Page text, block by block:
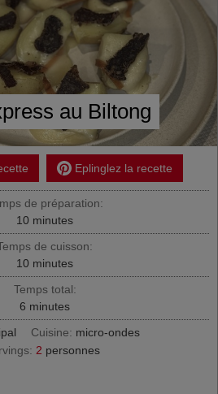
au Biltong
Eplinglez la recette
de préparation:
10 minutes
minutes
de cuisson:
10 minutes
minutes
Temps total:
6 minutes
minutes
Cuisine: micro-ondes
2 personnes